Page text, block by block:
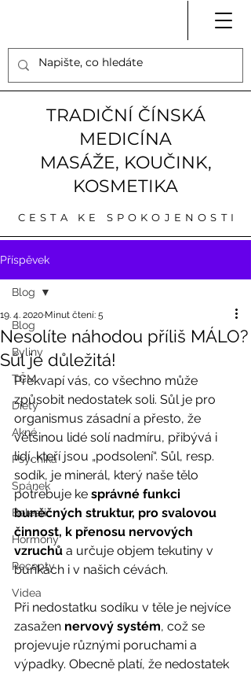
TRADIČNÍ ČÍNSKÁ
MEDICÍNA
MASÁŽE, KOUČINK,
KOSMETIKA
CESTA KE SPOKOJENOSTI
Příspěvek
Blog
Byliny
TČM
Diety
Akné
Psychika
Spánek
Bolesti
Hormony
Recepty
Videa
Blog
Nesolíte náhodou příliš MÁLO?
Sůl je důležitá!
19. 4. 2020 Minut čtení: 5
Překvapí vás, co všechno může
způsobit nedostatek soli. Sůl je pro
organismus zásadní a přesto, že
většinou lidé solí nadmíru, přibývá i
lidí, kteří jsou „podsolení“. Sůl, resp.
sodík, je minerál, který naše tělo
potřebuje ke správné funkci
buněčných struktur, pro svalovou
činnost, k přenosu nervových
vzruchů a určuje objem tekutiny v
buňkách i v našich cévách.
Při nedostatku sodíku v těle je nejvíce
zasažen nervový systém, což se
projevuje různými poruchami a
výpadky. Obecně platí, že nedostatek